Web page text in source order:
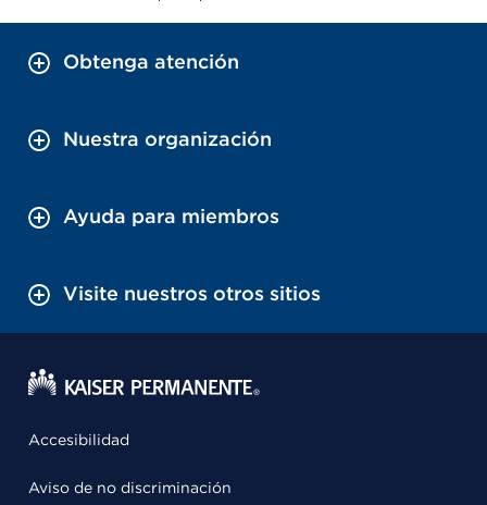
Obtenga atención
Nuestra organización
Ayuda para miembros
Visite nuestros otros sitios
Accesibilidad
Aviso de no discriminación